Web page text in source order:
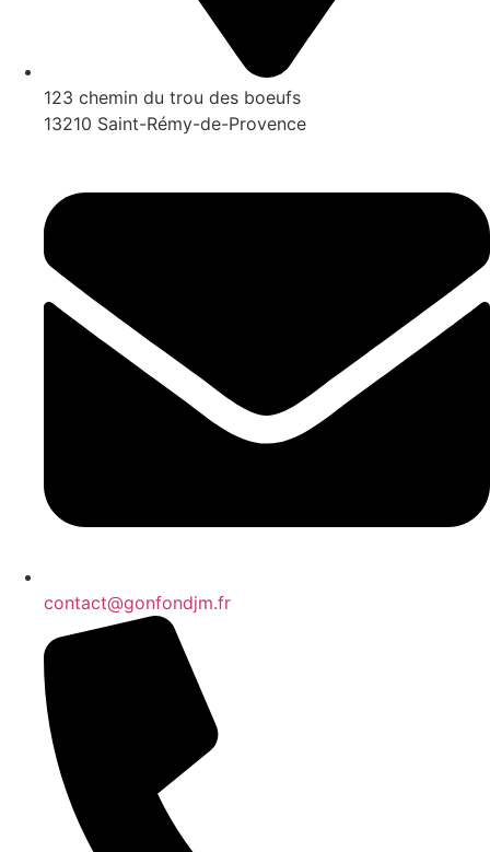
123 chemin du trou des boeufs
13210 Saint-Rémy-de-Provence
contact@gonfondjm.fr